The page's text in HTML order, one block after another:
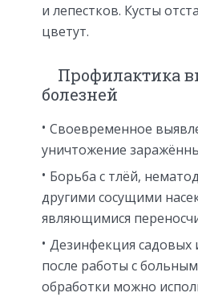
и лепестков. Кусты
цветут.
Профилактика
болезней
Своевременное
уничтожение
Борьба с тлёй,
другими сосущими
являющимися
Дезинфекция садовых
после работы с
обработки можно